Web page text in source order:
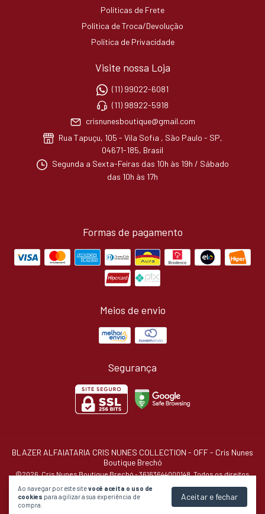
Ao navegar por este sitevocê aceita o uso de
cookies para agilizar a sua experiência de
compra.
Aceitar e fechar
Políticas de Frete
Política de Troca/Devolução
Política de Privacidade
Visite nossa Loja
(11) 99022-6081
(11) 98922-5918
crisnunesboutique@gmail.com
Rua Tapuçu, 105 - Vila Sofia , São Paulo - SP,
04671-185, Brasil
Segunda a Sexta-Feiras das 10h às 19h / Sábado
das 10h às 17h
Formas de pagamento
Meios de envio
Segurança
BLAZER ALFAIATARIA CRIS NUNES COLLECTION - OFF- Cris Nunes
Boutique Brechó
©2026. Cris Nunes Boutique Brechó - 36163644000148. Todos os direitos